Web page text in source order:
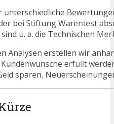
bei Stiftung Warentest
u. a. die Technischen
Analysen erstellen wir
erfüllt
sparen,